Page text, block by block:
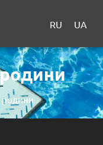
RU UA
родини
родини